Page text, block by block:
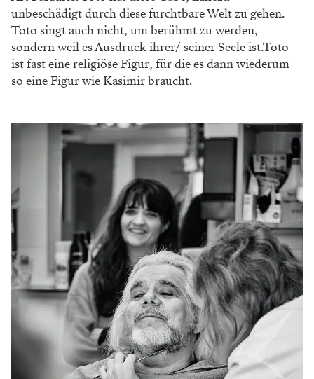
unbeschädigt durch diese furchtbare Welt zu gehen.
Toto singt auch nicht, um berühmt zu werden,
sondern weil es Ausdruck ihrer/ seiner Seele ist.Toto
ist fast eine religiöse Figur, für die es dann wiederum
so eine Figur wie Kasimir braucht.